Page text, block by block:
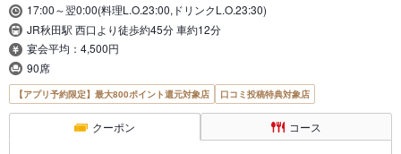
17:00～翌0:00(料理L.O.23:00,ドリンクL.O.23:30)
JR秋田駅 西口より徒歩約45分 車約12分
宴会平均：4,500円
90席
【アプリ予約限定】最大800ポイント還元対象店 口コミ投稿特典対象店
クーポン コース